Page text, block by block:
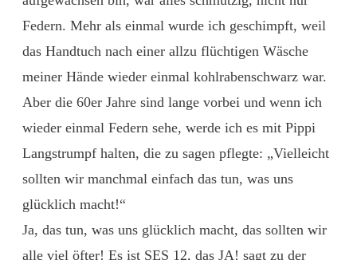
Federn. Mehr als einmal wurde ich geschimpft, weil
das Handtuch nach einer allzu flüchtigen Wäsche
meiner Hände wieder einmal kohlrabenschwarz war.
Aber die 60er Jahre sind lange vorbei und wenn ich
wieder einmal Federn sehe, werde ich es mit Pippi
Langstrumpf halten, die zu sagen pflegte: „Vielleicht
sollten wir manchmal einfach das tun, was uns
glücklich macht!“
Ja, das tun, was uns glücklich macht, das sollten wir
alle viel öfter! Es ist SES 12, das JA! sagt zu der